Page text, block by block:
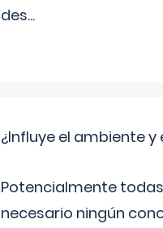
des...
¿Influye el ambiente
Potencialmente
necesario ningún